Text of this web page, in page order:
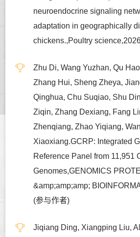
neuroendocrine signaling
adaptation in geographically
chickens.,Poultry
Zhu Di, Wang Yuzhan, Qu
Zhang Hui, Sheng Zheya,
Qinghua, Chu Suqiao, Shu
Ziqin, Zhang Dexiang, Fang
Zhenqiang, Zhao Yiqiang,
Xiaoxiang.GCRP: Integrated
Reference Panel from 11,951
Genomes,GENOMICS
&amp;amp;amp;
(参与作者)
Jiqiang Ding, Xiangping Liu,